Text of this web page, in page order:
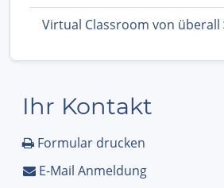
Virtual Classroom von überall
Ihr Kontakt
Formular drucken
E-Mail Anmeldung